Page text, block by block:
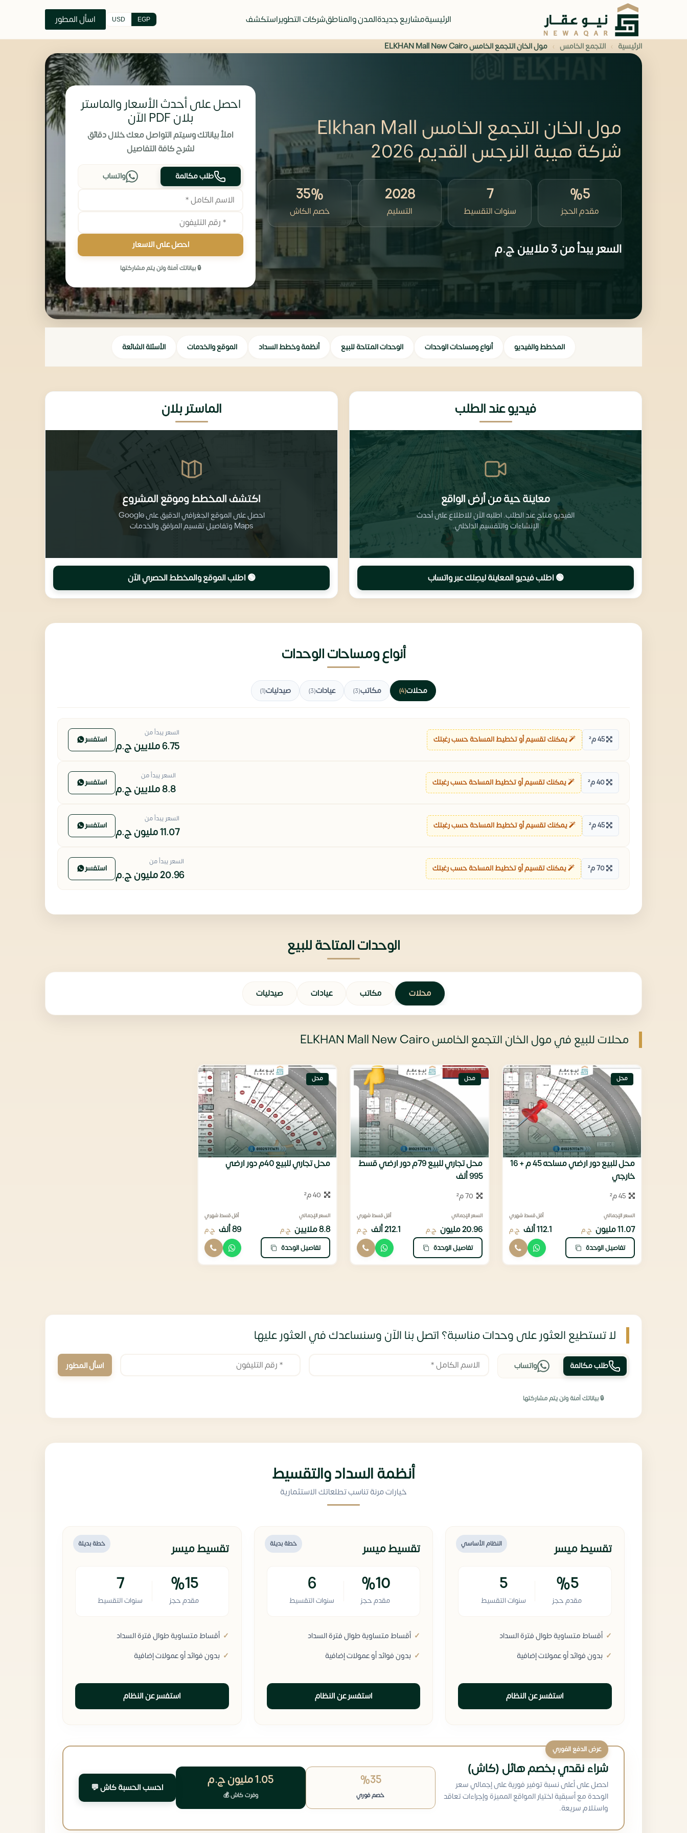
الرئيسيةمشاريع جديدةالمدن والمناطقشركات التطويراستكشف EGP
USD اسأل المطور
الرئيسية › التجمع الخامس › مول الخان التجمع الخامس ELKHAN Mall New Cairo
مول الخان التجمع الخامس Elkhan Mall
شركة هيبة النرجس القديم 2026
%5
مقدم الحجز
7
سنوات التقسيط
2028
التسليم
35%
خصم الكاش
السعر يبدأ من3 ملايين ج.م
احصل على أحدث الأسعار والماستر
بلان PDF الآن
املأ بياناتك وسيتم التواصل معك خلال دقائق
لشرح كافة التفاصيل
طلب مكالمة واتساب
احصل على الاسعار
🔒 بياناتك آمنة ولن يتم مشاركتها
المخطط والفيديو أنواع ومساحات الوحدات الوحدات المتاحة للبيع أنظمة وخطط السداد الموقع والخدمات الأسئلة الشائعة
فيديو عند الطلب
معاينة حية من أرض الواقع
الفيديو متاح عند الطلب. اطلبه الآن للاطلاع على أحدث
الإنشاءات والتقسيم الداخلي.
🟢 اطلب فيديو المعاينة ليصِلك عبر واتساب
الماستر بلان
اكتشف المخطط وموقع المشروع
احصل على الموقع الجغرافي الدقيق على Google
Maps وتفاصيل تقسيم المرافق والخدمات
🟢 اطلب الموقع والمخطط الحصري الآن
أنواع ومساحات الوحدات
محلات(4) مكاتب(3) عيادات(3) صيدليات(1)
45 م² يمكنك تقسيم أو تخطيط المساحة حسب رغبتك
السعر يبدأ من
6.75 ملايين ج.م استفسر
يمكنك تقسيم أو تخطيط المساحة حسب رغبتك
السعر يبدأ من
8.8 ملايين ج.م استفسر
45 م² يمكنك تقسيم أو تخطيط المساحة حسب رغبتك
السعر يبدأ من
11.07 مليون ج.م استفسر
يمكنك تقسيم أو تخطيط المساحة حسب رغبتك
السعر يبدأ من
20.96 مليون ج.م استفسر
الوحدات المتاحة للبيع
محلات مكاتب عيادات صيدليات
محلات للبيع في مول الخان التجمع الخامس ELKHAN Mall New Cairo
محل
محل للبيع دور ارضي مساحه 45 م + 16
خارجي
السعر الإجمالي
11.07 مليون ج.م
أقل قسط شهري
112.1 ألف ج.م
تفاصيل الوحدة
محل
محل تجاري للبيع 79م دور ارضي قسط
995 ألف
السعر الإجمالي
20.96 مليون ج.م
أقل قسط شهري
212.1 ألف ج.م
تفاصيل الوحدة
محل
محل تجاري للبيع 40م دور ارضي
السعر الإجمالي
8.8 ملايين ج.م
أقل قسط شهري
89 ألف ج.م
تفاصيل الوحدة
لا تستطيع العثور على وحدات مناسبة؟ اتصل بنا الآن وسنساعدك في العثور عليها
طلب مكالمة واتساب اسأل المطور
🔒 بياناتك آمنة ولن يتم مشاركتها
أنظمة السداد والتقسيط
خيارات مرنة تناسب تطلعاتك الاستثمارية
النظام الأساسي تقسيط ميسر
%5
مقدم حجز
5
سنوات التقسيط
أقساط متساوية طوال فترة السداد
بدون فوائد أو عمولات إضافية
استفسر عن النظام
خطة بديلة تقسيط ميسر
%10
مقدم حجز
6
سنوات التقسيط
أقساط متساوية طوال فترة السداد
بدون فوائد أو عمولات إضافية
استفسر عن النظام
خطة بديلة تقسيط ميسر
%15
مقدم حجز
7
سنوات التقسيط
أقساط متساوية طوال فترة السداد
بدون فوائد أو عمولات إضافية
استفسر عن النظام
عرض الدفع الفوري
شراء نقدي بخصم هائل (كاش)
احصل على أعلى نسبة توفير فورية على إجمالي سعر
الوحدة مع أسبقية اختيار المواقع المميزة وإجراءات تعاقد
واستلام سريعة.
%35
خصم فوري
1.05 مليون ج.م
وفرت كاش 💰
احسب الحسبة كاش 💬